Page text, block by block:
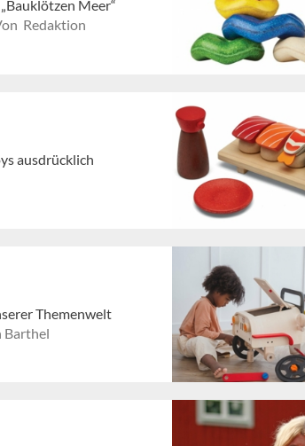
Meer“
Redaktion
ausdrücklich
Themenwelt
Barthel